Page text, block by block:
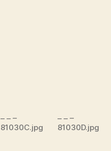
– – –
81030C.jpg
– – –
81030D.jpg